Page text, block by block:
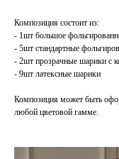
Композиция состоит из:
- 1шт большое
- 5шт стандартные
- 2шт прозрачные шарики с
- 9шт латексные шарики
Композиция может быть
любой цветовой гамме.